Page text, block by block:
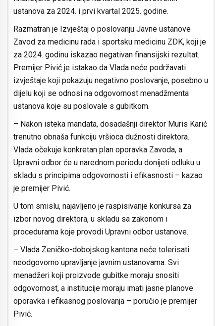
ustanova za 2024. i prvi kvartal 2025. godine.
Razmatran je Izvještaj o poslovanju Javne ustanove
Zavod za medicinu rada i sportsku medicinu ZDK, koji je
za 2024. godinu iskazao negativan finansijski rezultat.
Premijer Pivić je istakao da Vlada neće podržavati
izvještaje koji pokazuju negativno poslovanje, posebno u
dijelu koji se odnosi na odgovornost menadžmenta
ustanova koje su poslovale s gubitkom.
– Nakon isteka mandata, dosadašnji direktor Muris Karić
trenutno obnaša funkciju vršioca dužnosti direktora.
Vlada očekuje konkretan plan oporavka Zavoda, a
Upravni odbor će u narednom periodu donijeti odluku u
skladu s principima odgovornosti i efikasnosti – kazao
je premijer Pivić.
U tom smislu, najavljeno je raspisivanje konkursa za
izbor novog direktora, u skladu sa zakonom i
procedurama koje provodi Upravni odbor ustanove.
– Vlada Zeničko-dobojskog kantona neće tolerisati
neodgovorno upravljanje javnim ustanovama. Svi
menadžeri koji proizvode gubitke moraju snositi
odgovornost, a institucije moraju imati jasne planove
oporavka i efikasnog poslovanja – poručio je premijer
Pivić.